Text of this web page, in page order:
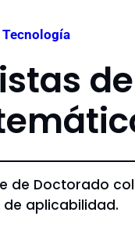
Tecnología
de Doctorado
aplicabilidad.